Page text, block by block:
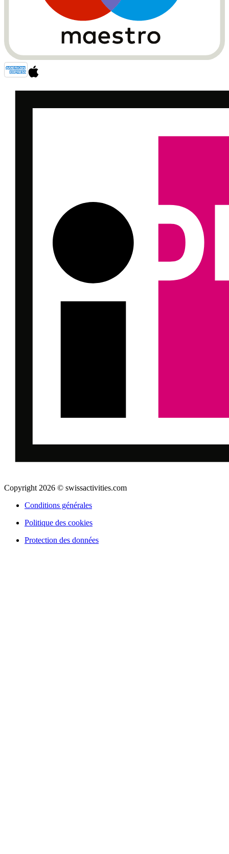
Copyright 2026 © swissactivities.com
Conditions générales
Politique des cookies
Protection des données